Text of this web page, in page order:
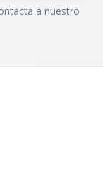
a nuestro